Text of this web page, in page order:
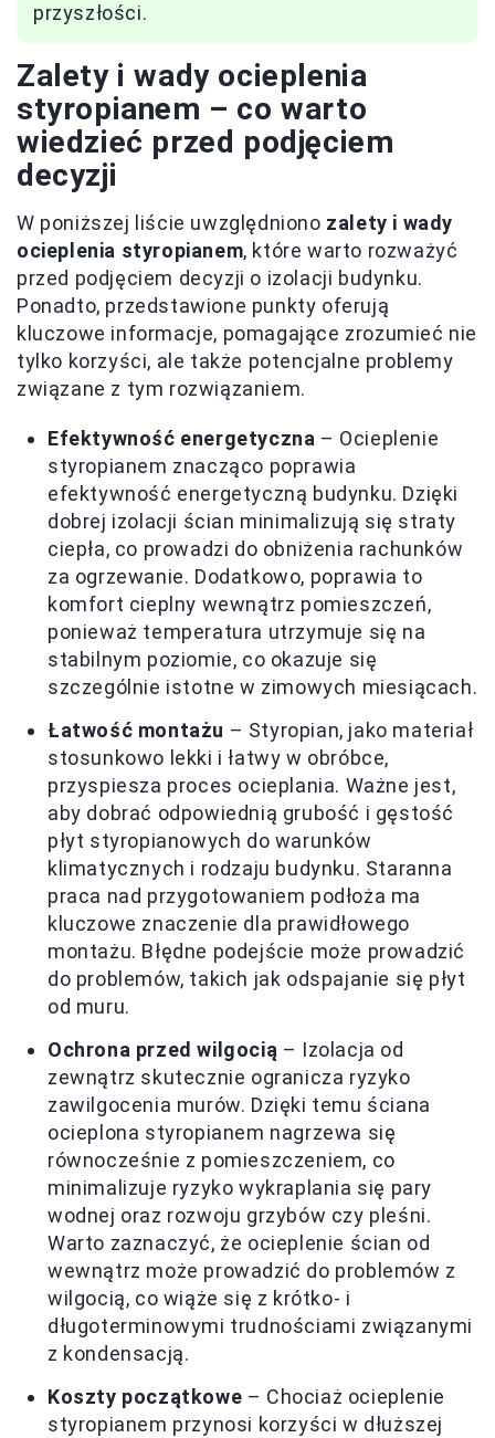
przyszłości.
Zalety i wady ocieplenia
styropianem – co warto
wiedzieć przed podjęciem
decyzji
W poniższej liście uwzględniono zalety i wady
ocieplenia styropianem, które warto rozważyć
przed podjęciem decyzji o izolacji budynku.
Ponadto, przedstawione punkty oferują
kluczowe informacje, pomagające zrozumieć nie
tylko korzyści, ale także potencjalne problemy
związane z tym rozwiązaniem.
Efektywność energetyczna – Ocieplenie
styropianem znacząco poprawia
efektywność energetyczną budynku. Dzięki
dobrej izolacji ścian minimalizują się straty
ciepła, co prowadzi do obniżenia rachunków
za ogrzewanie. Dodatkowo, poprawia to
komfort cieplny wewnątrz pomieszczeń,
ponieważ temperatura utrzymuje się na
stabilnym poziomie, co okazuje się
szczególnie istotne w zimowych miesiącach.
Łatwość montażu – Styropian, jako materiał
stosunkowo lekki i łatwy w obróbce,
przyspiesza proces ocieplania. Ważne jest,
aby dobrać odpowiednią grubość i gęstość
płyt styropianowych do warunków
klimatycznych i rodzaju budynku. Staranna
praca nad przygotowaniem podłoża ma
kluczowe znaczenie dla prawidłowego
montażu. Błędne podejście może prowadzić
do problemów, takich jak odspajanie się płyt
od muru.
Ochrona przed wilgocią – Izolacja od
zewnątrz skutecznie ogranicza ryzyko
zawilgocenia murów. Dzięki temu ściana
ocieplona styropianem nagrzewa się
równocześnie z pomieszczeniem, co
minimalizuje ryzyko wykraplania się pary
wodnej oraz rozwoju grzybów czy pleśni.
Warto zaznaczyć, że ocieplenie ścian od
wewnątrz może prowadzić do problemów z
wilgocią, co wiąże się z krótko- i
długoterminowymi trudnościami związanymi
z kondensacją.
Koszty początkowe – Chociaż ocieplenie
styropianem przynosi korzyści w dłuższej